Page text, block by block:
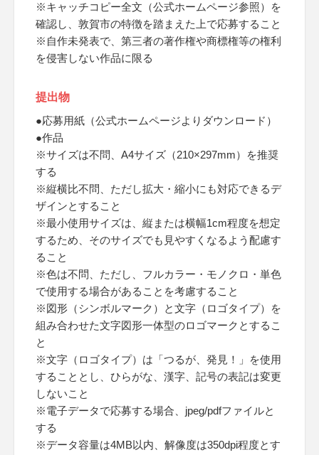
※キャッチコピー全文（公式ホームページ参照）を
確認し、敦賀市の特徴を踏まえた上で応募すること
※自作未発表で、第三者の著作権や商標権等の権利
を侵害しない作品に限る
提出物
●応募用紙（公式ホームページよりダウンロード）
●作品
※サイズは不問、A4サイズ（210×297mm）を推奨
する
※縦横比不問、ただし拡大・縮小にも対応できるデ
ザインとすること
※最小使用サイズは、縦または横幅1cm程度を想定
するため、そのサイズでも見やすくなるよう配慮す
ること
※色は不問、ただし、フルカラー・モノクロ・単色
で使用する場合があることを考慮すること
※図形（シンボルマーク）と文字（ロゴタイプ）を
組み合わせた文字図形一体型のロゴマークとするこ
と
※文字（ロゴタイプ）は「つるが、発見！」を使用
することとし、ひらがな、漢字、記号の表記は変更
しないこと
※電子データで応募する場合、jpeg/pdfファイルと
する
※データ容量は4MB以内、解像度は350dpi程度とす